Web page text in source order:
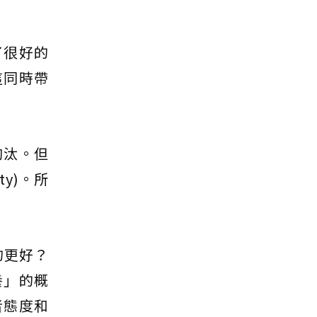
好的
時帶
。但
。所
好？
的概
度和